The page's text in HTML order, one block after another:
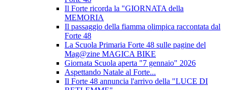
Il Forte ricorda la "GIORNATA della
MEMORIA
Il passaggio della fiamma olimpica raccontata dal
Forte 48
La Scuola Primaria Forte 48 sulle pagine del
Mag@zine MAGICA BIKE
Giornata Scuola aperta "7 gennaio" 2026
Aspettando Natale al Forte...
Il Forte 48 annuncia l'arrivo della "LUCE DI